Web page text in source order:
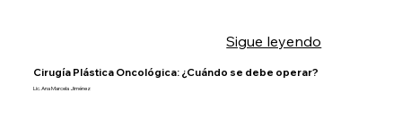
Sigue leyendo
Cirugía Plástica Oncológica: ¿Cuándo se debe operar?
Lic. Ana Marcela Jiménez